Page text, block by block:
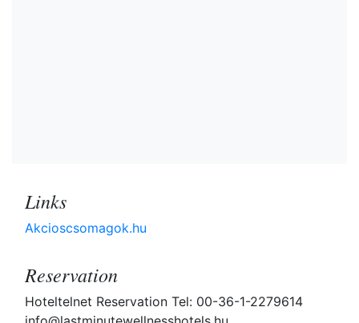
Links
Akcioscsomagok.hu
Reservation
Hoteltelnet Reservation Tel: 00-36-1-2279614